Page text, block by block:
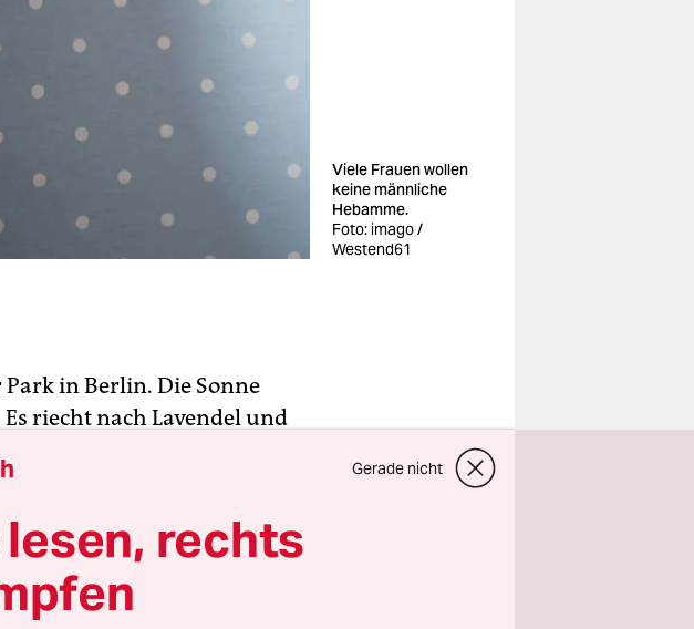
Viele Frauen wollen
keine männliche
Hebamme.
Foto: imago /
Westend61
in Berlin. Die Sonne
riecht nach Lavendel und
von Babys, Grußkarten,
Frau geht zur Tür,
sich und streicht dabei über
Gerade nicht
rechts